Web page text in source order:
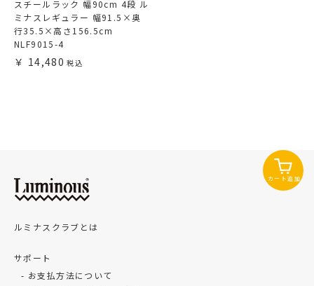
スチールラック 幅90cm 4段 ル
ミナスレギュラー 幅91.5×奥
行35.5×高さ156.5cm
NLF9015-4
14,480
カート追加
ルミナスクラブとは
サポート
お支払方法について